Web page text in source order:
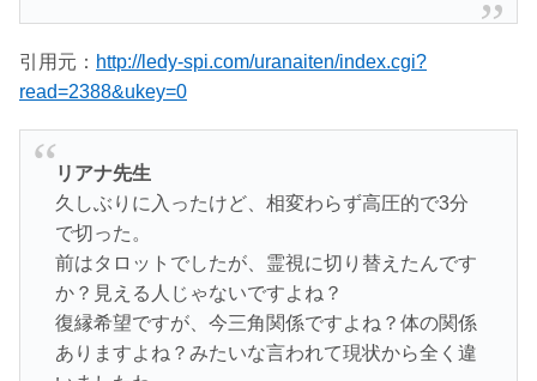
引用元： http://ledy-spi.com/uranaiten/index.cgi?
read=2388&ukey=0
リアナ先生
久しぶりに入ったけど、相変わらず高圧的で3分
で切った。
前はタロットでしたが、霊視に切り替えたんです
か？見える人じゃないですよね？
復縁希望ですが、今三角関係ですよね？体の関係
ありますよね？みたいな言われて現状から全く違